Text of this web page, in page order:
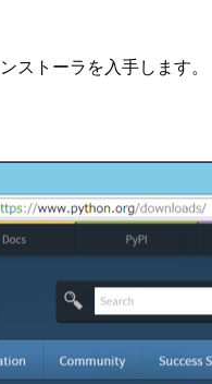
ストーラを入手します。